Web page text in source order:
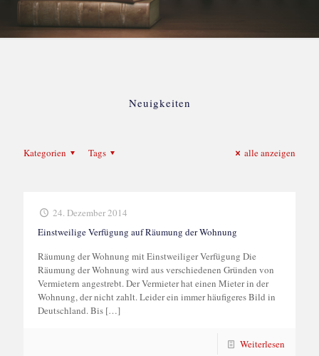
Neuigkeiten
Kategorien Tags alle anzeigen
24. Dezember 2014
Einstweilige Verfügung auf Räumung der Wohnung
Räumung der Wohnung mit Einstweiliger Verfügung Die
Räumung der Wohnung wird aus verschiedenen Gründen von
Vermietern angestrebt. Der Vermieter hat einen Mieter in der
Wohnung, der nicht zahlt. Leider ein immer häufigeres Bild in
Deutschland. Bis […]
Weiterlesen